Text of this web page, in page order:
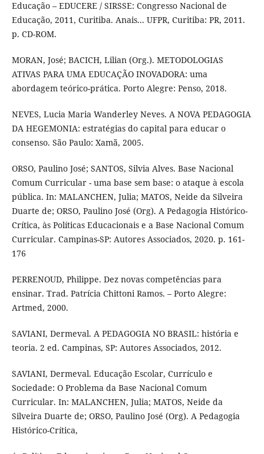
Educação – EDUCERE / SIRSSE: Congresso Nacional de
Educação, 2011, Curitiba. Anais... UFPR, Curitiba: PR, 2011.
p. CD-ROM.
MORAN, José; BACICH, Lilian (Org.). METODOLOGIAS
ATIVAS PARA UMA EDUCAÇÃO INOVADORA: uma
abordagem teórico-prática. Porto Alegre: Penso, 2018.
NEVES, Lucia Maria Wanderley Neves. A NOVA PEDAGOGIA
DA HEGEMONIA: estratégias do capital para educar o
consenso. São Paulo: Xamã, 2005.
ORSO, Paulino José; SANTOS, Silvia Alves. Base Nacional
Comum Curricular - uma base sem base: o ataque à escola
pública. In: MALANCHEN, Julia; MATOS, Neide da Silveira
Duarte de; ORSO, Paulino José (Org). A Pedagogia Histórico-
Crítica, às Políticas Educacionais e a Base Nacional Comum
Curricular. Campinas-SP: Autores Associados, 2020. p. 161-
176
PERRENOUD, Philippe. Dez novas competências para
ensinar. Trad. Patrícia Chittoni Ramos. – Porto Alegre:
Artmed, 2000.
SAVIANI, Dermeval. A PEDAGOGIA NO BRASIL: história e
teoria. 2 ed. Campinas, SP: Autores Associados, 2012.
SAVIANI, Dermeval. Educação Escolar, Currículo e
Sociedade: O Problema da Base Nacional Comum
Curricular. In: MALANCHEN, Julia; MATOS, Neide da
Silveira Duarte de; ORSO, Paulino José (Org). A Pedagogia
Histórico-Crítica,